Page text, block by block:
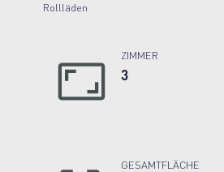
Rollläden
ZIMMER
3
GESAMTFLÄCHE